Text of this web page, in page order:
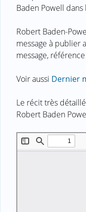
Baden Powell dans
Robert Baden-
message à publier
message,
Voir aussi Dernier
Le récit très
Robert Baden